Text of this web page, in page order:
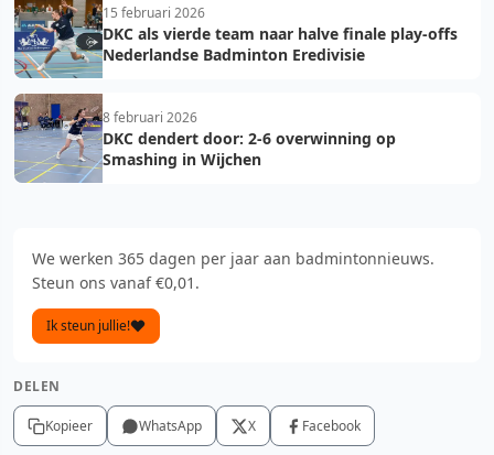
15 februari 2026
DKC als vierde team naar halve finale play-offs
Nederlandse Badminton Eredivisie
8 februari 2026
DKC dendert door: 2-6 overwinning op
Smashing in Wijchen
We werken 365 dagen per jaar aan badmintonnieuws.
Steun ons vanaf €0,01.
Ik steun jullie!
DELEN
Kopieer WhatsApp X Facebook